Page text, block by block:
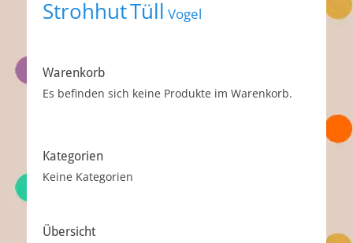
StrohhutTüll Vogel
Warenkorb
Es befinden sich keine Produkte im Warenkorb.
Kategorien
Keine Kategorien
Übersicht